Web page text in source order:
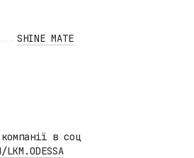
SHINE MATE
в соц
LKM.ODESSA